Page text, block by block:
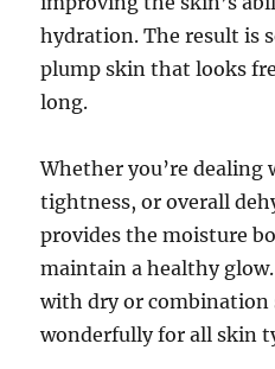
hydration. The result is
plump skin that looks
long.
Whether you’re dealing
tightness, or overall
provides the moisture
maintain a healthy
with dry or combination
wonderfully for all skin